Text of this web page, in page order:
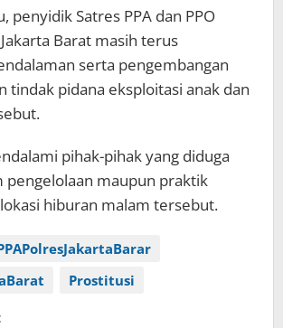
penyidik Satres PPA dan PPO
Barat masih terus
serta pengembangan
tindak pidana eksploitasi anak dan
pihak-pihak yang diduga
pengelolaan maupun praktik
hiburan malam tersebut.
Prostitusi